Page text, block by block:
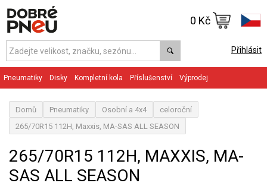
Přihlásit
0 Kč
Pneumatiky Disky Kompletní kola Příslušenství Výprodej
Domů Pneumatiky Osobní a 4x4
celoroční
265/70R15 112H, Maxxis, MA-SAS ALL SEASON
265/70R15 112H, MAXXIS, MA-
SAS ALL SEASON